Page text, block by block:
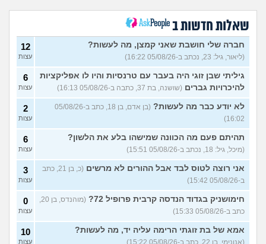
איך להרוויח הרבה כסף?
(Lisa,
בן 22)
איך אני יכול להתעשר על ידי
הקמת עסק בעצמי מאפס?
(Alisa, בת 20)
4
עצות
אוהב לבזבז יותר מידי, זה
בעייתי לחיות ככה? (אוהב לבזבז,
בן 35)
4
עצות
האם כדאי למכור את הקרן
כספית קסם אקטיב אירו?
(יפה, בת 31)
9
עצות
תשלום טיפ בקופה - זה הגיוני? 4
אמורה לקבל ירושה, מה לעשות
10
מרגישה בתחתית כלכלית,
בעבודה בהכל יש לי סיבה?
(עמית, בת 24)
18
עצות
אם אני מוריד את המשוואה של
שאלות חדשות ב
חברה שלי חושבת שאני קמצן, מה לעשות?
(ליאור, גיל: 23, נכתב ב-05/08/26 16:22)
12
עצות
גיליתי שבן זוגי היה בעבר עם טרנסיות והיו לו אפליקציות
להיכרויות גברים (שושנה, בת 37, כתבה ב-05/08/26 16:13)
6
עצות
לא יודע כבר מה לעשות?
(בן אדם, בן 18, כתב ב-05/08/26
16:02)
2
עצות
תהיתם פעם מה הכוונה שמישהו בלע את הלשון?
(מיכל, גיל: 18, נכתב ב-05/08/26 15:51)
6
עצות
אני רוצה לטוס לבד אבל ההורים לא מרשים
(כ, בן 21, כתב
ב-05/08/26 15:42)
3
עצות
חימושניק בגדוד הנדסה קרבית פרופיל 72?
(מוהנדס, בן 20,
כתב ב-05/08/26 15:33)
0
עצות
אמא של בת זוגתי הרימה עליה יד, מה לעשות?
(אנונימי, בן 22, כתב ב-05/08/26 15:22)
10
עצות